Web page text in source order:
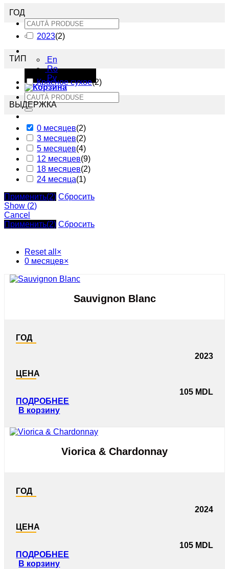
Искать:
En
Ro
Ру
Искать:
ГОД
2023(2)
ТИП
Красное сухое(2)
ВЫДЕРЖКА
0 месяцев(2)
3 месяцев(2)
5 месяцев(4)
12 месяцев(9)
18 месяцев(2)
24 месяца(1)
Применить(2) Сбросить
Show (2)
Cancel
Применить(2) Сбросить
Reset all ×
0 месяцев×
Sauvignon Blanc
ГОД
2023
ЦЕНА
105 MDL
ПОДРОБНЕЕ
В корзину
Viorica & Chardonnay
ГОД
2024
ЦЕНА
105 MDL
ПОДРОБНЕЕ
В корзину